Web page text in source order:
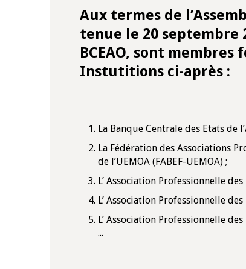
Aux termes de
tenue le 20 septembre
BCEAO, sont membres
Instutitions ci-après :
La Banque Centrale des Etats de
La Fédération des Associations
de l’UEMOA (FABEF-UEMOA) ;
L’ Association Professionnelle
L’ Association Professionnelle
L’ Association Professionnelle
...
d'ouverture du Comité de
Monétaire de la BCEAO du 4
Jean-Claude Kassi BROU
22 juillet 2026
Mot
Claude Kassi
de la BCEAO